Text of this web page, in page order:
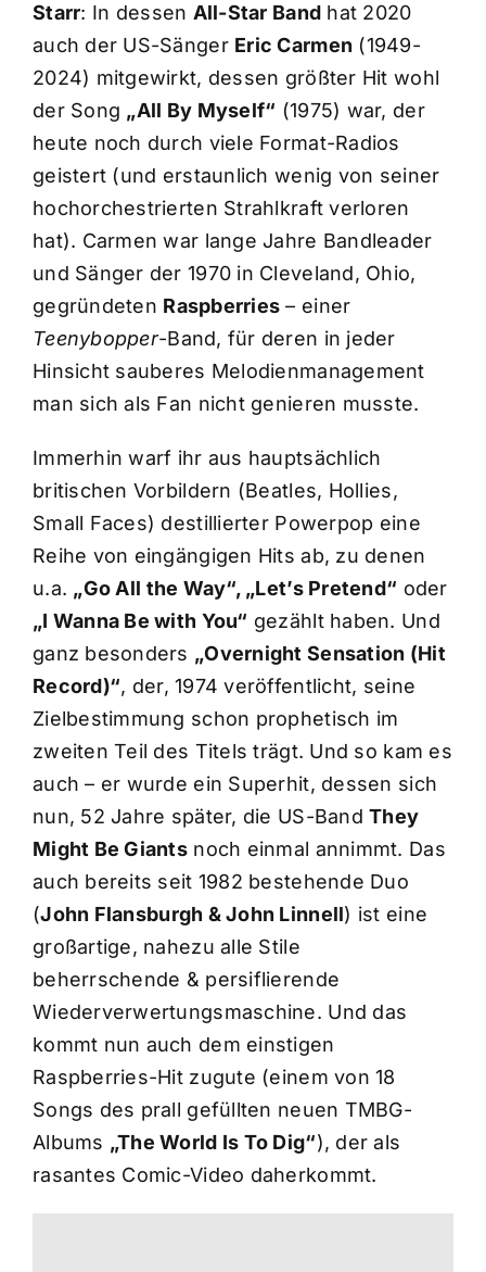
Starr: In dessen All-Star Band hat 2020
auch der US-Sänger Eric Carmen (1949-
2024) mitgewirkt, dessen größter Hit wohl
der Song „All By Myself“ (1975) war, der
heute noch durch viele Format-Radios
geistert (und erstaunlich wenig von seiner
hochorchestrierten Strahlkraft verloren
hat). Carmen war lange Jahre Bandleader
und Sänger der 1970 in Cleveland, Ohio,
gegründeten Raspberries – einer
Teenybopper-Band, für deren in jeder
Hinsicht sauberes Melodienmanagement
man sich als Fan nicht genieren musste.
Immerhin warf ihr aus hauptsächlich
britischen Vorbildern (Beatles, Hollies,
Small Faces) destillierter Powerpop eine
Reihe von eingängigen Hits ab, zu denen
u.a. „Go All the Way“, „Let’s Pretend“ oder
„I Wanna Be with You“ gezählt haben. Und
ganz besonders „Overnight Sensation (Hit
Record)“, der, 1974 veröffentlicht, seine
Zielbestimmung schon prophetisch im
zweiten Teil des Titels trägt. Und so kam es
auch – er wurde ein Superhit, dessen sich
nun, 52 Jahre später, die US-BandThey
Might Be Giants noch einmal annimmt. Das
auch bereits seit 1982 bestehende Duo
(John Flansburgh & John Linnell) ist eine
großartige, nahezu alle Stile
beherrschende & persiflierende
Wiederverwertungsmaschine. Und das
kommt nun auch dem einstigen
Raspberries-Hit zugute (einem von 18
Songs des prall gefüllten neuen TMBG-
Albums „The World Is To Dig“), der als
rasantes Comic-Video daherkommt.